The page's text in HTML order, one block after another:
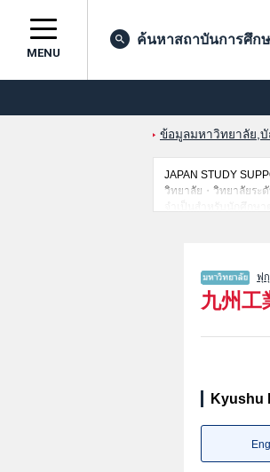
MENU
ค้นหาสถาบันการศึก
ข้อมูลมหาวิทยาลัย,
JAPAN STUDY
วิทยาลัย・วิทยาลัยระ
จำเป็นสำหรับนักศึกษ
ฟุ
九州工
Kyushu